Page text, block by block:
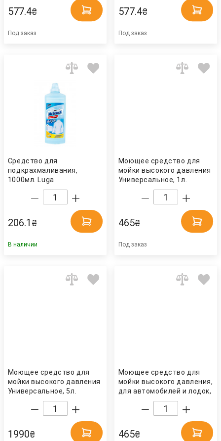
577.4₴
Под заказ
577.4₴
Под заказ
Средство для
подкрахмаливания,
1000мл. Luga
206.1 ₴
В наличии
Моющее средство для
мойки высокого давления
Универсальное, 1л.
(8016287418706) ANNOVI
REVERBERI
465₴
Под заказ
Моющее средство для
мойки высокого давления
Универсальное, 5л.
(8016287434911) ANNOVI
REVERBERI
1990₴
Моющее средство для
мойки высокого давления,
для автомобилей и лодок,
1л. (8016287418720)
ANNOVI REVERBERI
465₴